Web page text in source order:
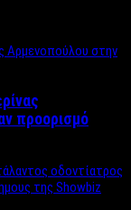
προορισμό